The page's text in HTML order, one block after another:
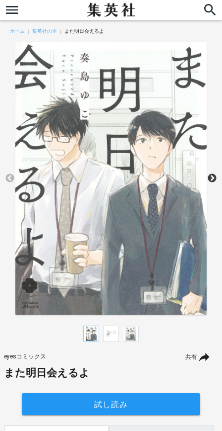
ホーム 集英社の本 また明日会えるよ
共有
eyesコミックス
また明日会えるよ
試し読み